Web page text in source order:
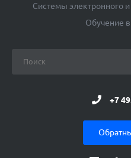
Системы электронного
Обучение
+7